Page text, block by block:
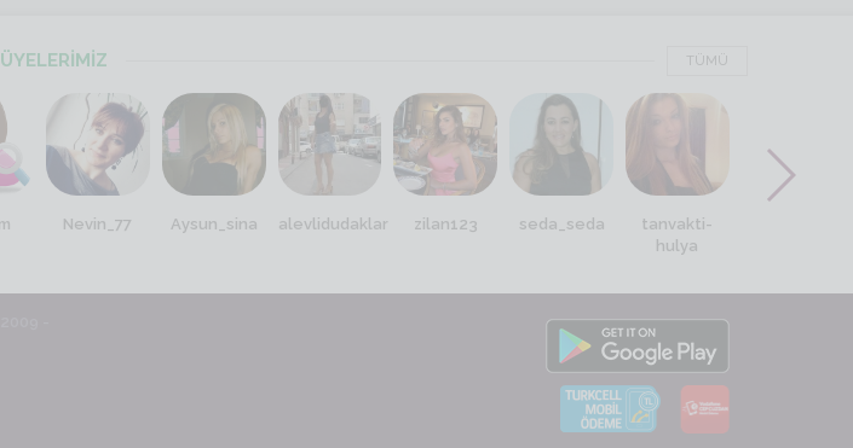
TÜMÜ
Nevin_77 Aysun_sina alevlidudaklar zilan123 seda_seda
tanvakti-
hulya